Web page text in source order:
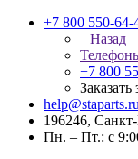
+7 800 550-64-
Назад
+7 800
Заказать
help@staparts.ru
196246,
Пн. – Пт.: с